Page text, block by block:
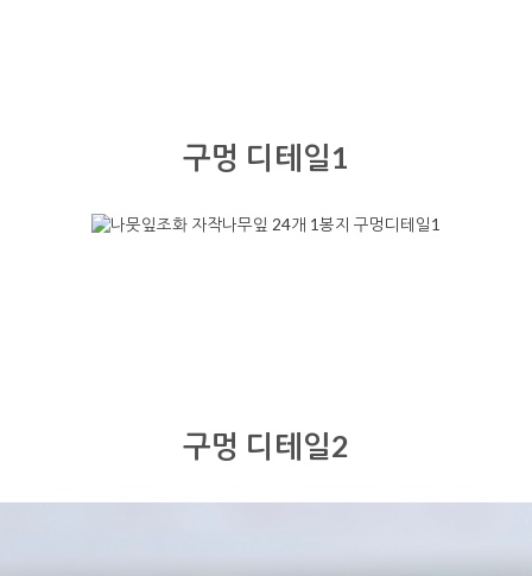
구멍 디테일1
구멍 디테일2